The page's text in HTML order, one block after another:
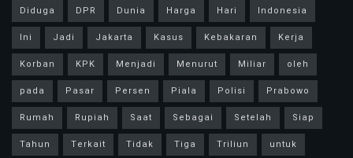
Diduga
DPR Dunia Harga Hari
Indonesia
Ini
Jadi Jakarta Kasus Kebakaran
Kerja
Korban
KPK Menjadi Menurut Miliar
oleh
pada
Pasar Persen Piala Polisi
Prabowo
Rumah
Rupiah Saat Sebagai Setelah
Siap
Tahun
Terkait Tidak Tiga Triliun
untuk